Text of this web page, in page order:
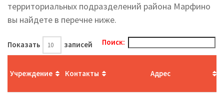
территориальных подразделений района Марфино
вы найдете в перечне ниже.
Показать записей Поиск:
Учреждение Контакты Адрес